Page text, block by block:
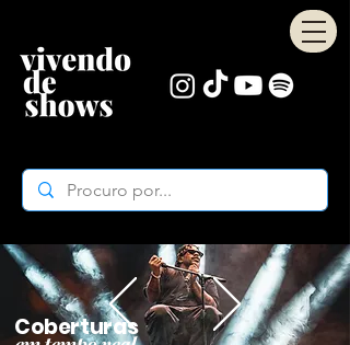
Coberturas